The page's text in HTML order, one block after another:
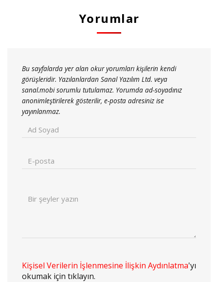
Yorumlar
Bu sayfalarda yer alan okur yorumları kişilerin kendi
görüşleridir. Yazılanlardan Sanal Yazılım Ltd. veya
sanal.mobi sorumlu tutulamaz. Yorumda ad-soyadınız
anonimleştirilerek gösterilir, e-posta adresiniz ise
yayınlanmaz.
Kişisel Verilerin İşlenmesine İlişkin Aydınlatma'yı
okumak için tıklayın.